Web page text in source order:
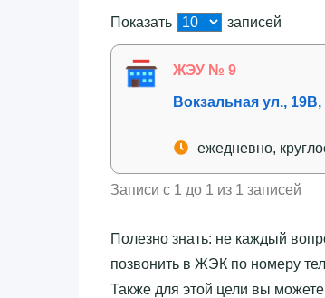
Показать записей
ЖЭУ № 9
Вокзальная ул.,
ежедневно,
Записи с 1 до 1 из 1 записей
Полезно знать: не каждый
позвонить в ЖЭК по номеру
Также для этой цели вы